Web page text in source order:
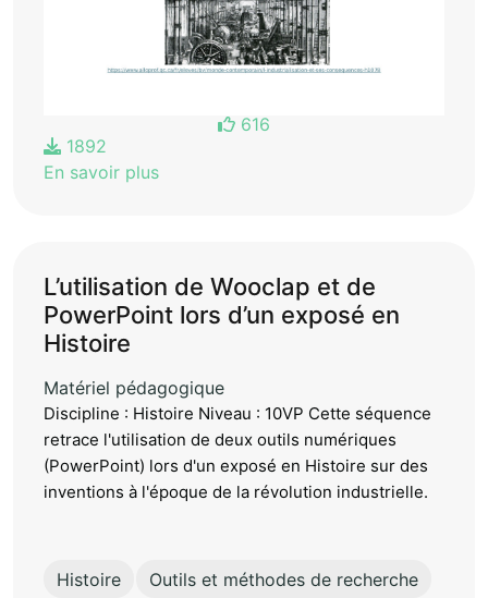
616
1892
En savoir plus
L’utilisation de Wooclap et de
PowerPoint lors d’un exposé en
Histoire
Matériel pédagogique
Discipline : Histoire Niveau : 10VP Cette séquence
retrace l'utilisation de deux outils numériques
(PowerPoint) lors d'un exposé en Histoire sur des
inventions à l'époque de la révolution industrielle.
Histoire Outils et méthodes de recherche